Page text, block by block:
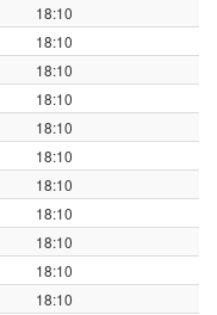
18:10
18:10
18:10
18:10
18:10
18:10
18:10
18:10
18:10
18:10
18:10